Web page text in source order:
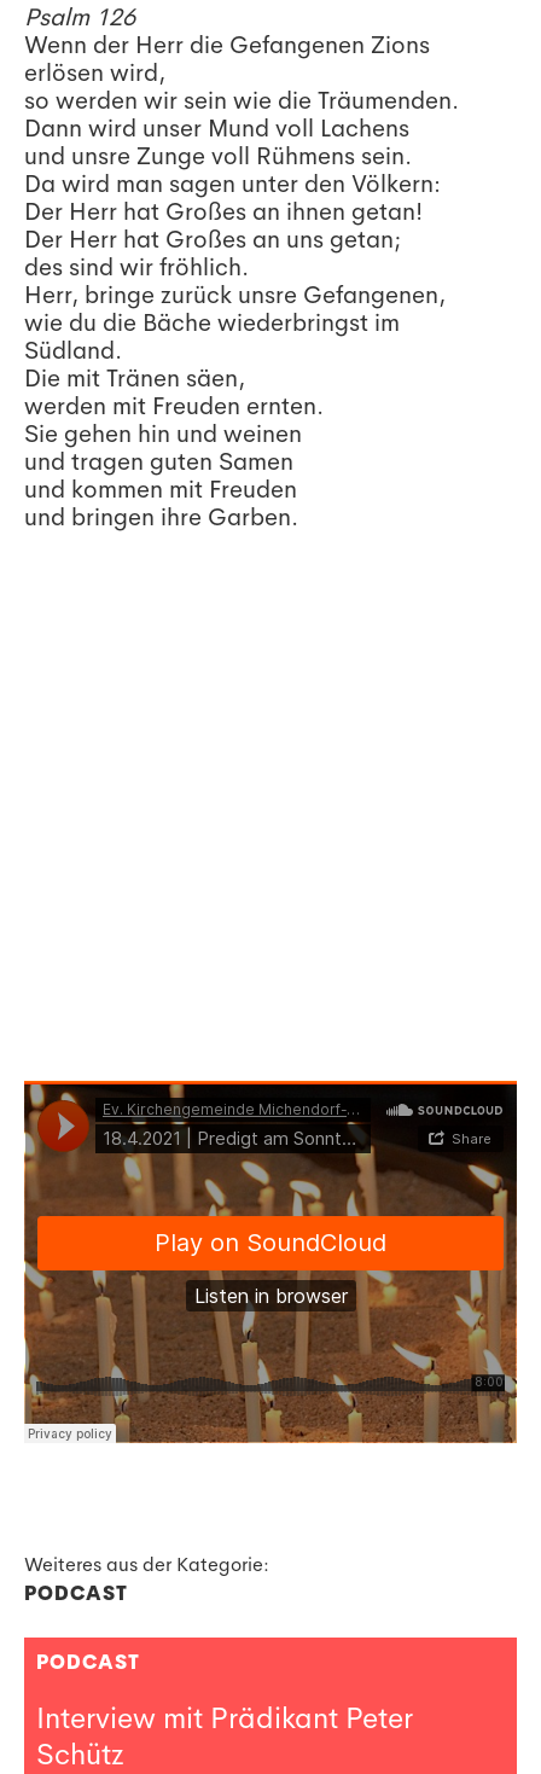
Psalm 126
Wenn der Herr die Gefangenen Zions
erlösen wird,
so werden wir sein wie die Träumenden.
Dann wird unser Mund voll Lachens
und unsre Zunge voll Rühmens sein.
Da wird man sagen unter den Völkern:
Der Herr hat Großes an ihnen getan!
Der Herr hat Großes an uns getan;
des sind wir fröhlich.
Herr, bringe zurück unsre Gefangenen,
wie du die Bäche wiederbringst im
Südland.
Die mit Tränen säen,
werden mit Freuden ernten.
Sie gehen hin und weinen
und tragen guten Samen
und kommen mit Freuden
und bringen ihre Garben.
Weiteres aus der Kategorie:
PODCAST
PODCAST
Interview mit Prädikant Peter
Schütz